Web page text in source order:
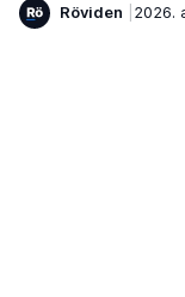
Röviden
2026.